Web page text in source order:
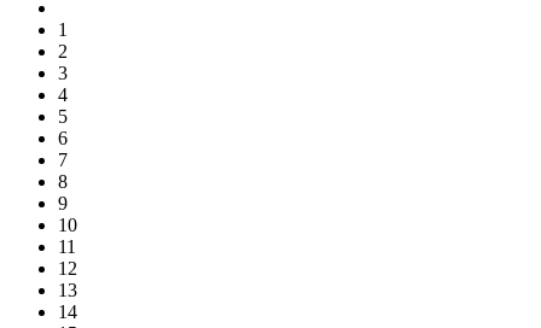
1
2
3
4
5
6
7
8
9
10
11
12
13
14